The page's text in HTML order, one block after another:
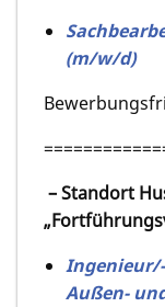
(m/w/d)
– Standort
Außen-